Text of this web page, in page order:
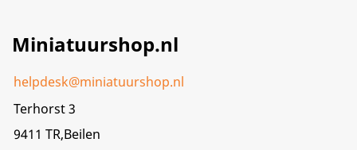
Miniatuurshop.nl
helpdesk@miniatuurshop.nl
Terhorst 3
9411 TR,Beilen